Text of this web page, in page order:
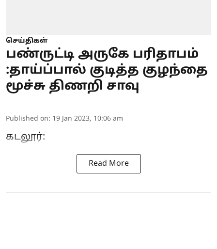
செய்திகள்
பண்ருட்டி அருகே பரிதாபம்
:தாய்ப்பால் குடித்த குழந்தை
மூச்சு திணறி சாவு
Published on: 19 Jan 2023, 10:06 am
கடலூர்:
Read More